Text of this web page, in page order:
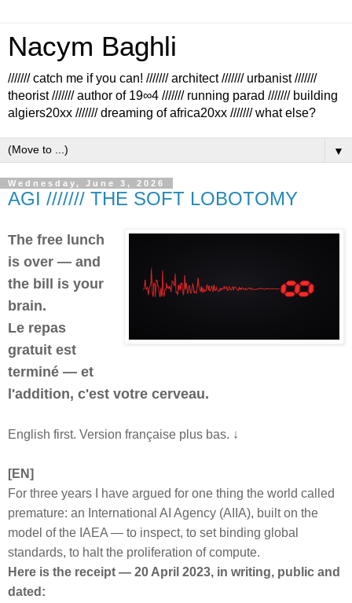
Nacym Baghli
/////// catch me if you can! /////// architect /////// urbanist ///////
theorist /////// author of 19∞4 /////// running parad /////// building
algiers20xx /////// dreaming of africa20xx /////// what else?
▼
Wednesday, June 3, 2026
AGI /////// THE SOFT LOBOTOMY
The free lunch
is over — and
the bill is your
brain.
Le repas
gratuit est
terminé — et
l'addition, c'est votre cerveau.
English first. Version française plus bas. ↓
[EN]
For three years I have argued for one thing the world called
premature: an International AI Agency (AIIA), built on the
model of the IAEA — to inspect, to set binding global
standards, to halt the proliferation of compute.
Here is the receipt — 20 April 2023, in writing, public and
dated: